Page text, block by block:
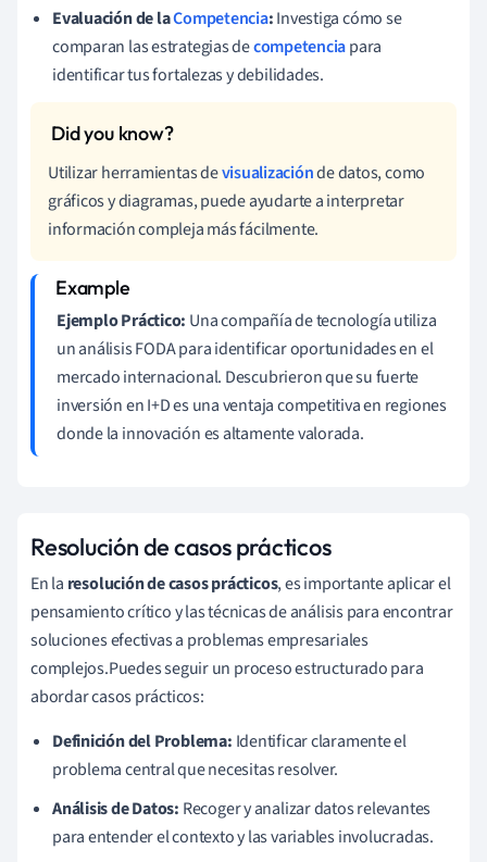
Evaluación de laCompetencia:Investiga cómo se
comparan las estrategias decompetenciapara
identificar tus fortalezas y debilidades.
Utilizar herramientas devisualizaciónde datos, como
gráficos y diagramas, puede ayudarte a interpretar
información compleja más fácilmente.
Ejemplo Práctico: Una compañía de tecnología utiliza
un análisis FODA para identificar oportunidades en el
mercado internacional. Descubrieron que su fuerte
inversión en I+D es una ventaja competitiva en regiones
donde la innovación es altamente valorada.
Resolución de casos prácticos
En la resolución de casos prácticos, es importante aplicar el
pensamiento crítico y las técnicas de análisis para encontrar
soluciones efectivas a problemas empresariales
complejos.Puedes seguir un proceso estructurado para
abordar casos prácticos:
Definición del Problema: Identificar claramente el
problema central que necesitas resolver.
Análisis de Datos: Recoger y analizar datos relevantes
para entender el contexto y las variables involucradas.